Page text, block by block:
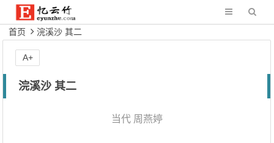
首页 浣溪沙 其二
浣溪沙 其二
当代 周燕婷
A+